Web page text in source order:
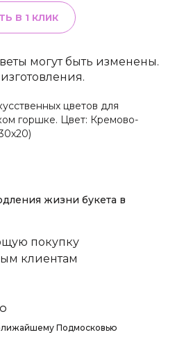
В 1 КЛИК
могут быть изменены.
цветов для
горшке. Цвет: Кремово-
жизни букета в
покупку
клиентам
Подмосковью